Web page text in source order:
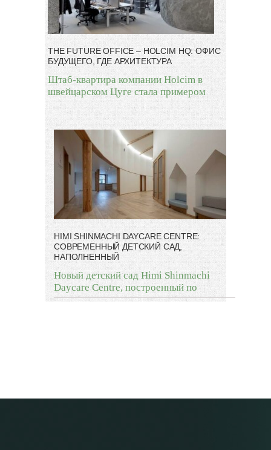
THE FUTURE OFFICE – HOLCIM HQ: ОФИС
БУДУЩЕГО, ГДЕ АРХИТЕКТУРА
Штаб-квартира компании Holcim в
швейцарском Цуге стала примером
HIMI SHINMACHI DAYCARE CENTRE:
СОВРЕМЕННЫЙ ДЕТСКИЙ САД,
НАПОЛНЕННЫЙ
Новый детский сад Himi Shinmachi
Daycare Centre, построенный по